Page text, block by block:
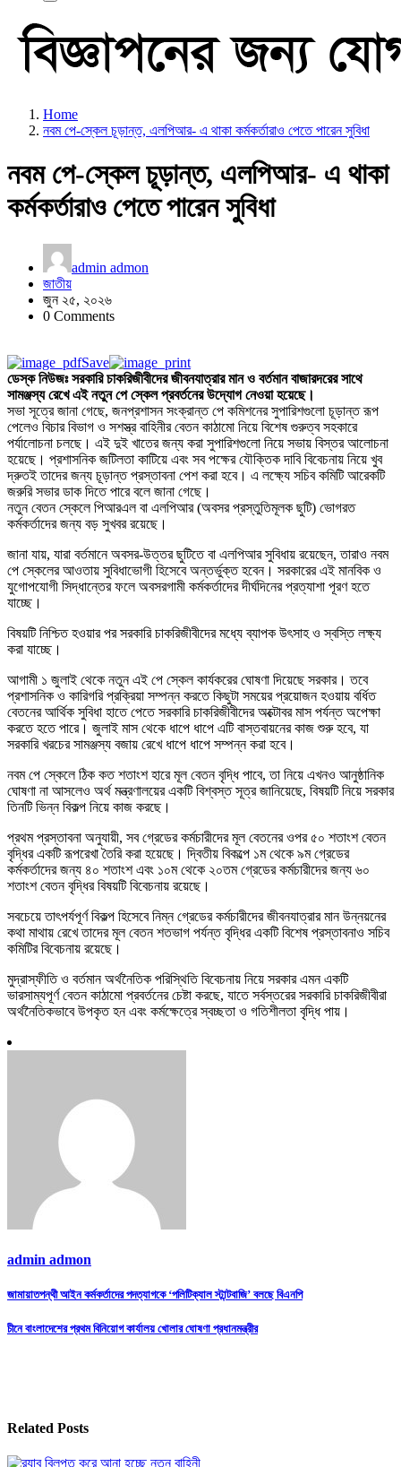
Home
নবম পে-স্কেল চূড়ান্ত, এলপিআর- এ থাকা কর্মকর্তারাও পেতে পারেন সুবিধা
নবম পে-স্কেল চূড়ান্ত, এলপিআর- এ থাকা
কর্মকর্তারাও পেতে পারেন সুবিধা
admin admon
জাতীয়
জুন ২৫, ২০২৬
0 Comments
Save
ডেস্ক নিউজঃ সরকারি চাকরিজীবীদের জীবনযাত্রার মান ও বর্তমান বাজারদরের সাথে
সামঞ্জস্য রেখে এই নতুন পে স্কেল প্রবর্তনের উদ্যোগ নেওয়া হয়েছে।
সভা সূত্রে জানা গেছে, জনপ্রশাসন সংক্রান্ত পে কমিশনের সুপারিশগুলো চূড়ান্ত রূপ
পেলেও বিচার বিভাগ ও সশস্ত্র বাহিনীর বেতন কাঠামো নিয়ে বিশেষ গুরুত্ব সহকারে
পর্যালোচনা চলছে। এই দুই খাতের জন্য করা সুপারিশগুলো নিয়ে সভায় বিস্তর আলোচনা
হয়েছে। প্রশাসনিক জটিলতা কাটিয়ে এবং সব পক্ষের যৌক্তিক দাবি বিবেচনায় নিয়ে খুব
দ্রুতই তাদের জন্য চূড়ান্ত প্রস্তাবনা পেশ করা হবে। এ লক্ষ্যে সচিব কমিটি আরেকটি
জরুরি সভার ডাক দিতে পারে বলে জানা গেছে।
নতুন বেতন স্কেলে পিআরএল বা এলপিআর (অবসর প্রস্তুতিমূলক ছুটি) ভোগরত
কর্মকর্তাদের জন্য বড় সুখবর রয়েছে।
জানা যায়, যারা বর্তমানে অবসর-উত্তর ছুটিতে বা এলপিআর সুবিধায় রয়েছেন, তারাও নবম
পে স্কেলের আওতায় সুবিধাভোগী হিসেবে অন্তর্ভুক্ত হবেন। সরকারের এই মানবিক ও
যুগোপযোগী সিদ্ধান্তের ফলে অবসরগামী কর্মকর্তাদের দীর্ঘদিনের প্রত্যাশা পূরণ হতে
যাচ্ছে।
বিষয়টি নিশ্চিত হওয়ার পর সরকারি চাকরিজীবীদের মধ্যে ব্যাপক উৎসাহ ও স্বস্তি লক্ষ্য
করা যাচ্ছে।
আগামী ১ জুলাই থেকে নতুন এই পে স্কেল কার্যকরের ঘোষণা দিয়েছে সরকার। তবে
প্রশাসনিক ও কারিগরি প্রক্রিয়া সম্পন্ন করতে কিছুটা সময়ের প্রয়োজন হওয়ায় বর্ধিত
বেতনের আর্থিক সুবিধা হাতে পেতে সরকারি চাকরিজীবীদের অক্টোবর মাস পর্যন্ত অপেক্ষা
করতে হতে পারে। জুলাই মাস থেকে ধাপে ধাপে এটি বাস্তবায়নের কাজ শুরু হবে, যা
সরকারি খরচের সামঞ্জস্য বজায় রেখে ধাপে ধাপে সম্পন্ন করা হবে।
নবম পে স্কেলে ঠিক কত শতাংশ হারে মূল বেতন বৃদ্ধি পাবে, তা নিয়ে এখনও আনুষ্ঠানিক
ঘোষণা না আসলেও অর্থ মন্ত্রণালয়ের একটি বিশ্বস্ত সূত্র জানিয়েছে, বিষয়টি নিয়ে সরকার
তিনটি ভিন্ন বিকল্প নিয়ে কাজ করছে।
প্রথম প্রস্তাবনা অনুযায়ী, সব গ্রেডের কর্মচারীদের মূল বেতনের ওপর ৫০ শতাংশ বেতন
বৃদ্ধির একটি রূপরেখা তৈরি করা হয়েছে। দ্বিতীয় বিকল্পে ১ম থেকে ৯ম গ্রেডের
কর্মকর্তাদের জন্য ৪০ শতাংশ এবং ১০ম থেকে ২০তম গ্রেডের কর্মচারীদের জন্য ৬০
শতাংশ বেতন বৃদ্ধির বিষয়টি বিবেচনায় রয়েছে।
সবচেয়ে তাৎপর্যপূর্ণ বিকল্প হিসেবে নিম্ন গ্রেডের কর্মচারীদের জীবনযাত্রার মান উন্নয়নের
কথা মাথায় রেখে তাদের মূল বেতন শতভাগ পর্যন্ত বৃদ্ধির একটি বিশেষ প্রস্তাবনাও সচিব
কমিটির বিবেচনায় রয়েছে।
মুদ্রাস্ফীতি ও বর্তমান অর্থনৈতিক পরিস্থিতি বিবেচনায় নিয়ে সরকার এমন একটি
ভারসাম্যপূর্ণ বেতন কাঠামো প্রবর্তনের চেষ্টা করছে, যাতে সর্বস্তরের সরকারি চাকরিজীবীরা
অর্থনৈতিকভাবে উপকৃত হন এবং কর্মক্ষেত্রে স্বচ্ছতা ও গতিশীলতা বৃদ্ধি পায়।
admin admon
Post
navigation
জামায়াতপন্থী আইন কর্মকর্তাদের পদত্যাগকে ‘পলিটিক্যাল স্টান্টবাজি’ বলছে বিএনপি
চীনে বাংলাদেশের প্রথম বিনিয়োগ কার্যালয় খোলার ঘোষণা প্রধানমন্ত্রীর
Related Posts